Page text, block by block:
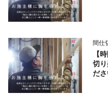
間仕
【
切
ださ